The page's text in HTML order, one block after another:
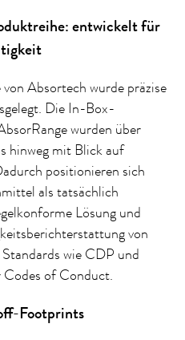
entwickelt für
Absortech wurde präzise
Die In-Box-
wurden über
hinweg mit Blick auf
positionieren sich
als tatsächlich
Lösung und
von
wie CDP und
of Conduct.
Footprints